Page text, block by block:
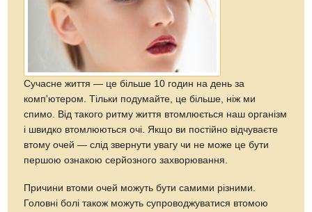
Сучасне життя — це більше 10 годин на день за
комп'ютером. Тільки подумайте, це більше, ніж ми
спимо. Від такого ритму життя втомлюється наш організм
і швидко втомлюються очі. Якщо ви постійно відчуваєте
втому очей — слід звернути увагу чи не може це бути
першою ознакою серйозного захворювання.
Причини втоми очей можуть бути самими різними.
Головні болі також можуть супроводжуватися втомою